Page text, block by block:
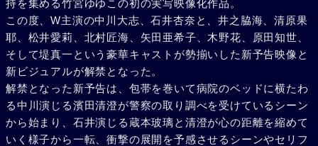
持を集める竹宮ゆゆこの初の実写映像化作品。
この度、W主演の中川大志、石井杏奈と、井之脇海、清原果
耶、松井愛莉、北村匠海、矢田亜希子、木野花、原田知世、
そして堤真一という豪華キャストが勢揃いした新予告映像と
新ビジュアルが解禁となった。
解禁となった新予告は、包帯を巻いて病院のベッドに横たわ
る中川演じる濱田清澄が警察の取り調べを受けているシーン
から始まり、石井演じる蔵本玻璃と清澄が心の距離を縮めて
いく様子から一転、衝撃の展開を予感させるシーンやセリフ